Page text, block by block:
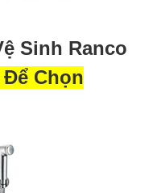
Sinh Ranco
Chọn